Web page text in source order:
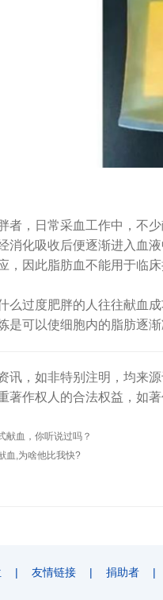
，日常采血工作中，不少
化吸收后便逐渐进入血液
，因此脂肪血不能用于临床
过度肥胖的人往往献血成
是可以使细胞内的脂肪逐
讯，如非特别注明，均来
著作权人的合法权益，如
血，你听说过吗？
,为啥他比我快?
| 友情链接 | 捐助者 |